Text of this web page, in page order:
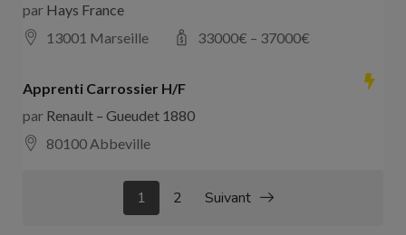
par Hays France
13001 Marseille
33000€ – 37000€
Apprenti Carrossier H/F
par Renault – Gueudet 1880
80100 Abbeville
1 2 Suivant